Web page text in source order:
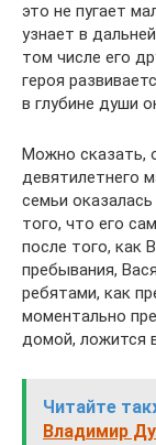
это не пугает
узнает в
том числе его
героя
в глубине души
Можно сказать,
девятилетнего
семьи
того, что его
после того, как
пребывания,
ребятами, как
моментально
домой, ложится
Читайте
Владимир